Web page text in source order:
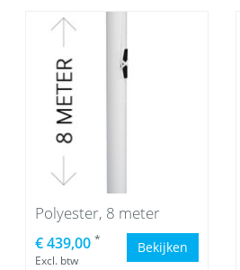
Polyester, 8 meter
€ 439,00 *
Excl. btw
Bekijken